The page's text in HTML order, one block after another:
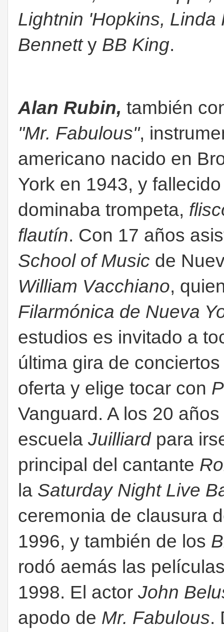
Lightnin 'Hopkins, Linda
Bennetty BB King.
Alan Rubin, también
"Mr. Fabulous",
americano nacido en
York en 1943, y
dominaba trompeta,
flautín. Con 17 años
School of Music de
William Vacchiano,
Filarmónica de Nueva
estudios es invitado a
última gira de
oferta y elige tocar con
Vanguard. A los 20
escuela Juilliardpara
principal del cantante
la Saturday Night Live
ceremonia de clausura
1996, y también de los
rodó aemás las
1998. El actor John
apodo de Mr. Fabulous.